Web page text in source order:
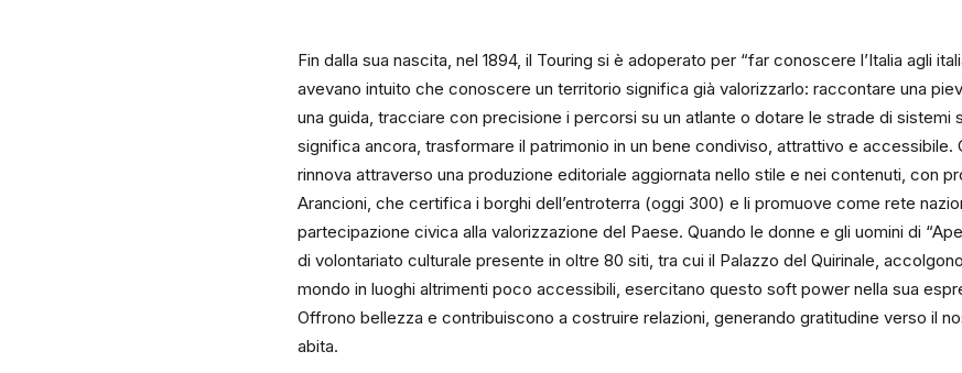
Fin dalla sua nascita, nel 1894, il Touring si è adoperato per “far conoscere l’Italia agli
avevano intuito che conoscere un territorio significa già valorizzarlo: raccontare una
una guida, tracciare con precisione i percorsi su un atlante o dotare le strade di sistemi
significa ancora, trasformare il patrimonio in un bene condiviso, attrattivo e accessibile.
rinnova attraverso una produzione editoriale aggiornata nello stile e nei contenuti, con
Arancioni, che certifica i borghi dell’entroterra (oggi 300) e li promuove come rete
partecipazione civica alla valorizzazione del Paese. Quando le donne e gli uomini di
di volontariato culturale presente in oltre 80 siti, tra cui il Palazzo del Quirinale,
mondo in luoghi altrimenti poco accessibili, esercitano questo soft power nella sua
Offrono bellezza e contribuiscono a costruire relazioni, generando gratitudine verso il
abita.